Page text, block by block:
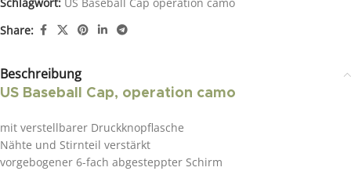
Schlagwort: US Baseball Cap operation camo
Share:
Beschreibung
US Baseball Cap, operation camo
mit verstellbarer Druckknopflasche
Nähte und Stirnteil verstärkt
vorgebogener 6-fach abgesteppter Schirm